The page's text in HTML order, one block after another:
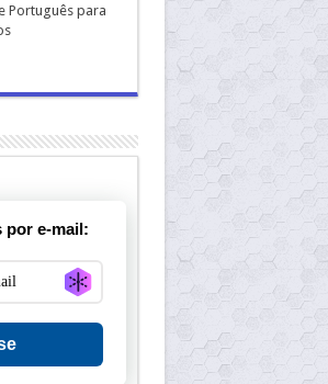
Português para
por e-mail: